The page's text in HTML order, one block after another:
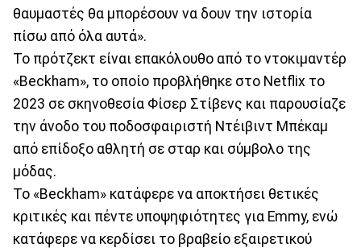
θαυμαστές θα μπορέσουν να δουν την ιστορία
πίσω από όλα αυτά».
Το πρότζεκτ είναι επακόλουθο από το ντοκιμαντέρ
«Beckham», το οποίο προβλήθηκε στο Netflix το
2023 σε σκηνοθεσία Φίσερ Στίβενς και παρουσίαζε
την άνοδο του ποδοσφαιριστή Ντέιβιντ Μπέκαμ
από επίδοξο αθλητή σε σταρ και σύμβολο της
μόδας.
Το «Beckham» κατάφερε να αποκτήσει θετικές
κριτικές και πέντε υποψηφιότητες για Emmy, ενώ
κατάφερε να κερδίσει το βραβείο εξαιρετικού